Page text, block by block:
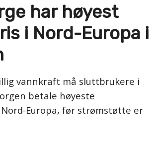
har høyest
i Nord-Europa i
vannkraft må sluttbrukere i
betale høyeste
Europa, før strømstøtte er